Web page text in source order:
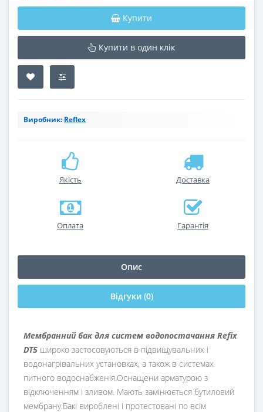
Купити
Купити в один клік
Виробник: Reflex
Якість Доставка
Оплата Гарантія
Опис
Відгуки (0)
Мембранний бак для систем водопостачання Refix
DT5 широко застосовуються в підвищувальних і
водонагрівальних установках, а також в системах
питного водоснабженія.Оснащени арматурою з
відключенням і зливом. Мають замінюється бутиловий
мембрану.Бакі вироблені і протестовані по всім